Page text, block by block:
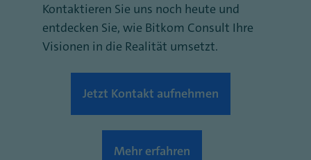
Kontaktieren Sie uns noch heute und
entdecken Sie, wie Bitkom Consult Ihre
Visionen in die Realität umsetzt.
Jetzt Kontakt aufnehmen
Mehr erfahren